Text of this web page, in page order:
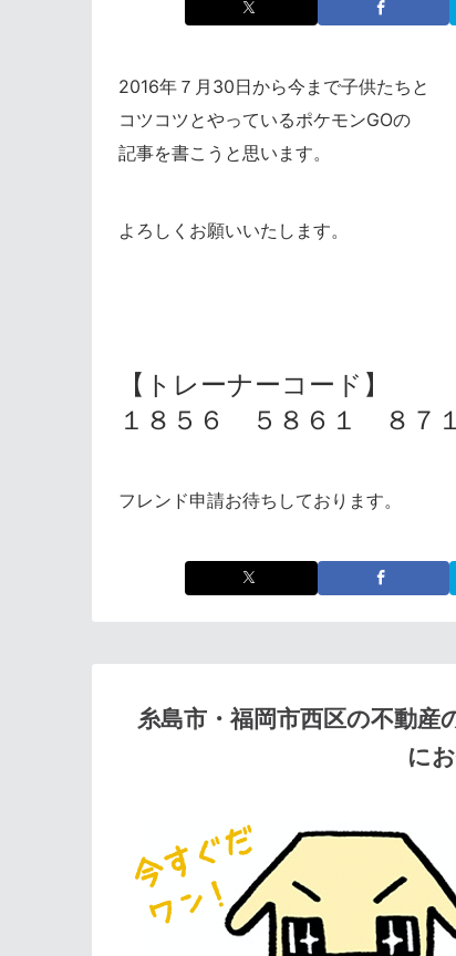
2016年７月30日から今まで子供たちと
コツコツとやっているポケモンGOの
記事を書こうと思います。
よろしくお願いいたします。
【トレーナーコード】
１８５６ ５８６１ ８７
フレンド申請お待ちしております。
糸島市・福岡市西区の不動産
に